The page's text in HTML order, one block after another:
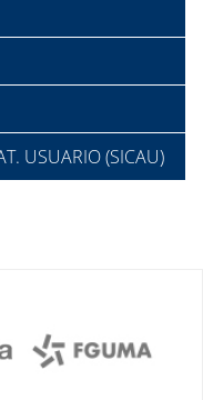
USUARIO (SICAU)